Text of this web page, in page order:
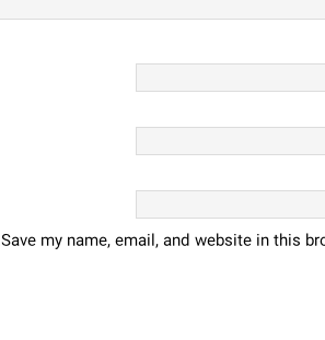
Save my name, email, and website in this